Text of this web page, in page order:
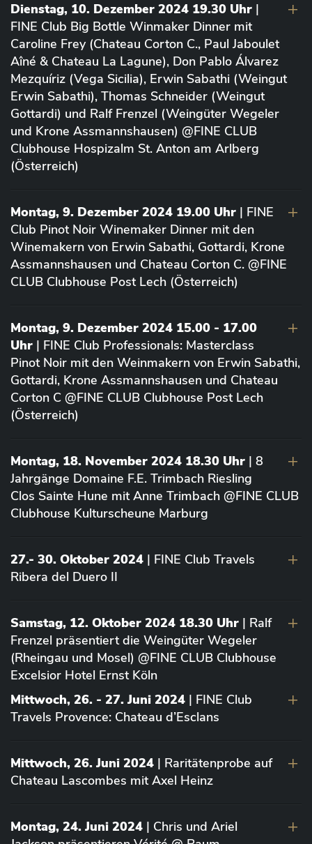
Dienstag, 10. Dezember 2024 19.30 Uhr |
FINE Club Big Bottle Winmaker Dinner mit
Caroline Frey (Chateau Corton C., Paul Jaboulet
Aîné & Chateau La Lagune), Don Pablo Álvarez
Mezquíriz (Vega Sicilia), Erwin Sabathi (Weingut
Erwin Sabathi), Thomas Schneider (Weingut
Gottardi) und Ralf Frenzel (Weingüter Wegeler
und Krone Assmannshausen) @FINE CLUB
Clubhouse Hospizalm St. Anton am Arlberg
(Österreich)
Montag, 9. Dezember 2024 19.00 Uhr | FINE
Club Pinot Noir Winemaker Dinner mit den
Winemakern von Erwin Sabathi, Gottardi, Krone
Assmannshausen und Chateau Corton C. @FINE
CLUB Clubhouse Post Lech (Österreich)
Montag, 9. Dezember 2024 15.00 - 17.00
Uhr | FINE Club Professionals: Masterclass
Pinot Noir mit den Weinmakern von Erwin Sabathi,
Gottardi, Krone Assmannshausen und Chateau
Corton C @FINE CLUB Clubhouse Post Lech
(Österreich)
Montag, 18. November 2024 18.30 Uhr | 8
Jahrgänge Domaine F.E. Trimbach Riesling
Clos Sainte Hune mit Anne Trimbach @FINE CLUB
Clubhouse Kulturscheune Marburg
27.- 30. Oktober 2024 | FINE Club Travels
Ribera del Duero II
Samstag, 12. Oktober 2024 18.30 Uhr | Ralf
Frenzel präsentiert die Weingüter Wegeler
(Rheingau und Mosel) @FINE CLUB Clubhouse
Excelsior Hotel Ernst Köln
Mittwoch, 26. - 27. Juni 2024 | FINE Club
Travels Provence: Chateau d’Esclans
Mittwoch, 26. Juni 2024 | Raritätenprobe auf
Chateau Lascombes mit Axel Heinz
Montag, 24. Juni 2024 | Chris und Ariel